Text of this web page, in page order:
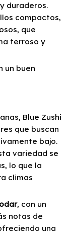
duraderos.
compactos,
que
terroso y
un buen
Blue Zushi
que buscan
bajo.
variedad se
lo que la
climas
, con un
notas de
una